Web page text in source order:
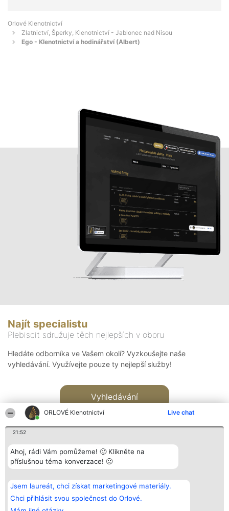
ORLOVÉ Klenotnictví Live chat
21:52
Ahoj, rádi Vám pomůžeme! 🙂 Klikněte na
příslušnou téma konverzace! 🙂
Jsem laureát, chci získat marketingové materiály.
Chci přihlásit svou společnost do Orlové.
Orlové Klenotnictví
Zlatnictví, Šperky, Klenotnictví - Jablonec nad Nisou
Ego - Klenotnictví a hodinářství (Albert)
Najít specialistu
Plebiscit sdružuje těch nejlepších v oboru
Hledáte odborníka ve Vašem okolí? Vyzkoušejte naše
vyhledávání. Využívejte pouze ty nejlepší služby!
Vyhledávání
Bright Side Solutions sp. z o.
o. sp. k.
ul. Ruska 22
Wrocław 50-079
Vítězové
Seznam všech
laureátů
Zásady
Kontakt